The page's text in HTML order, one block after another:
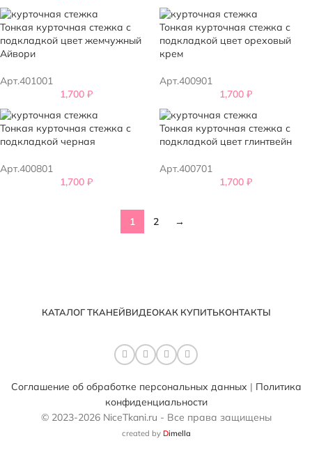
Тонкая курточная стежка с
подкладкой цвет жемчужный
Айвори
Арт.401001
1,700 ₽
Тонкая курточная стежка с
подкладкой цвет ореховый
крем
Арт.400901
1,700 ₽
Тонкая курточная стежка с
подкладкой черная
Арт.400801
1,700 ₽
Тонкая курточная стежка с
подкладкой цвет глинтвейн
Арт.400701
1,700 ₽
1 2 →
КАТАЛОГ ТКАНЕЙВИДЕОКАК КУПИТЬКОНТАКТЫ
Соглашение об обработке персональных данных | Политика
конфиденциальности
© 2023-2026 NiceTkani.ru - Все права защищены
created by Dimella